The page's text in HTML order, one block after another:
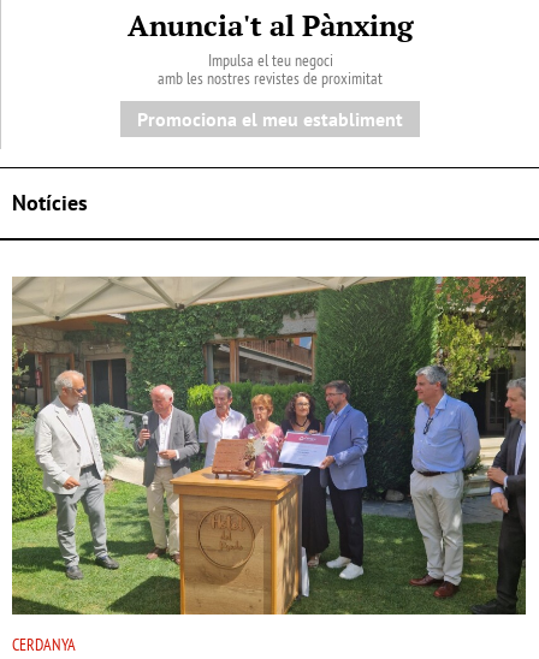
Anuncia't al Pànxing
Impulsa el teu negoci
amb les nostres revistes de proximitat
Promociona el meu establiment
Notícies
CERDANYA